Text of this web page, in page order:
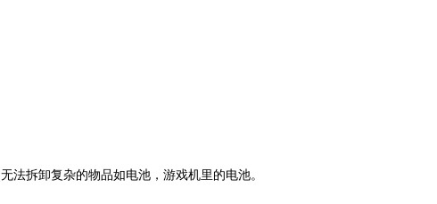
法拆卸复杂的物品如电池，游戏机里的电池。